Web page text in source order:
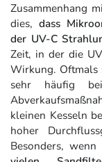
Zusammenhang
dies, dass
der UV-C
Zeit, in der die
Wirkung. Oftmals
sehr häufig
kleinen Kesseln
hoher
Besonders, wenn